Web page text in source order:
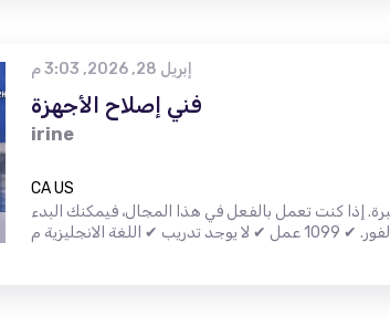
إبريل 28, 2026, 3:03 م
فني إصلاح الأجهزة
irine
CA US
إذا كنت تعمل بالفعل في هذا المجال، فيمكنك البدء